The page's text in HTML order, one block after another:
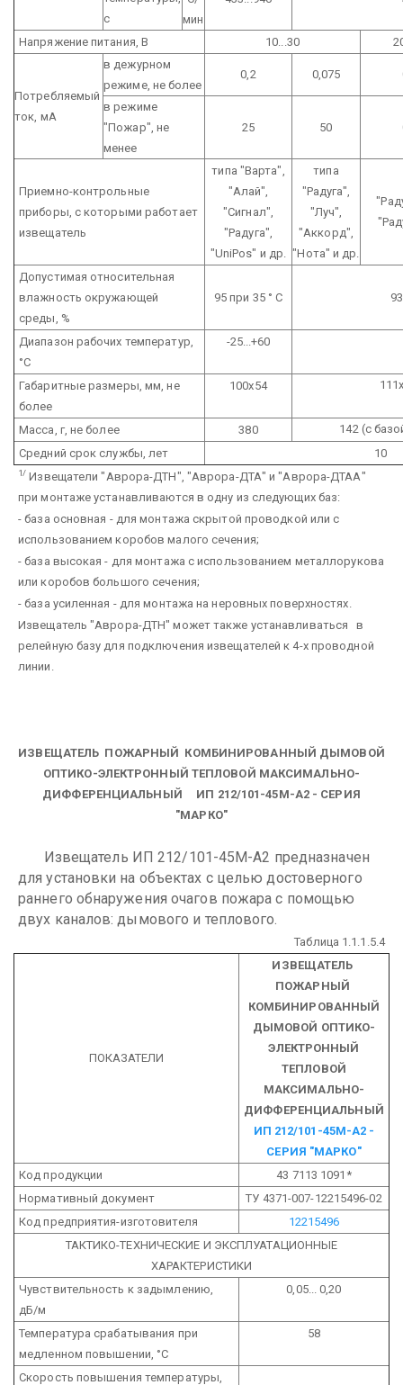
с
мин
Напряжение питания, В 10...30
Потребляемый
ток, мА
в дежурном
режиме, не более
0,2 0,075
в режиме
"Пожар", не
менее
25 50
Приемно-контрольные
приборы, с которыми работает
извещатель
типа "Варта",
"Алай",
"Сигнал",
"Радуга",
"UniPos" и др.
типа
"Радуга",
"Луч",
"Аккорд",
"Нота" и др.
Допустимая относительная
влажность окружающей
среды, %
95 при 35 ° С
Диапазон рабочих температур,
°С
-25...+60
Габаритные размеры, мм, не
более
100х54
Масса, г, не более 380
142 (с
Средний срок службы, лет
10
1/ Извещатели "Аврора-ДТН", "Аврора-ДТА" и "Аврора-ДТАА"
при монтаже устанавливаются в одну из следующих баз:
- база основная - для монтажа скрытой проводкой или с
использованием коробов малого сечения;
- база высокая - для монтажа с использованием металлорукова
или коробов большого сечения;
- база усиленная - для монтажа на неровных поверхностях.
Извещатель "Аврора-ДТН" может также устанавливаться в
релейную базу для подключения извещателей к 4-х проводной
линии.
ИЗВЕЩАТЕЛЬ ПОЖАРНЫЙ КОМБИНИРОВАННЫЙ ДЫМОВОЙ
ОПТИКО-ЭЛЕКТРОННЫЙ ТЕПЛОВОЙ МАКСИМАЛЬНО-
ДИФФЕРЕНЦИАЛЬНЫЙ ИП 212/101-45М-А2 - СЕРИЯ
"МАРКО"
Извещатель ИП 212/101-45М-А2 предназначен
для установки на объектах с целью достоверного
раннего обнаружения очагов пожара с помощью
двух каналов: дымового и теплового.
Таблица 1.1.1.5.4
ПОКАЗАТЕЛИ
ИЗВЕЩАТЕЛЬ
ПОЖАРНЫЙ
КОМБИНИРОВАННЫЙ
ДЫМОВОЙ ОПТИКО-
ЭЛЕКТРОННЫЙ
ТЕПЛОВОЙ
МАКСИМАЛЬНО-
ДИФФЕРЕНЦИАЛЬНЫЙ
ИП 212/101-45М-А2 -
СЕРИЯ "МАРКО"
Код продукции
43 7113 1091*
Нормативный документ
ТУ 4371-007-12215496-02
Код предприятия-изготовителя
12215496
ТАКТИКО-ТЕХНИЧЕСКИЕ И ЭКСПЛУАТАЦИОННЫЕ
ХАРАКТЕРИСТИКИ
Чувствительность к задымлению,
дБ/м
0,05... 0,20
Температура срабатывания при
медленном повышении, °С
58
Скорость повышения температуры,